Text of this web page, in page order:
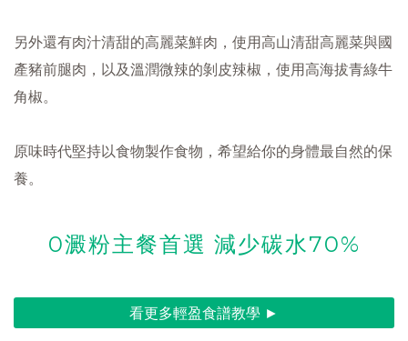
另外還有肉汁清甜的高麗菜鮮肉，使用高山清甜高麗菜與國
產豬前腿肉，以及溫潤微辣的剝皮辣椒，使用高海拔青綠牛
角椒。
原味時代堅持以食物製作食物，希望給你的身體最自然的保
養。
0澱粉主餐首選 減少碳水70%
看更多輕盈食譜教學 ►